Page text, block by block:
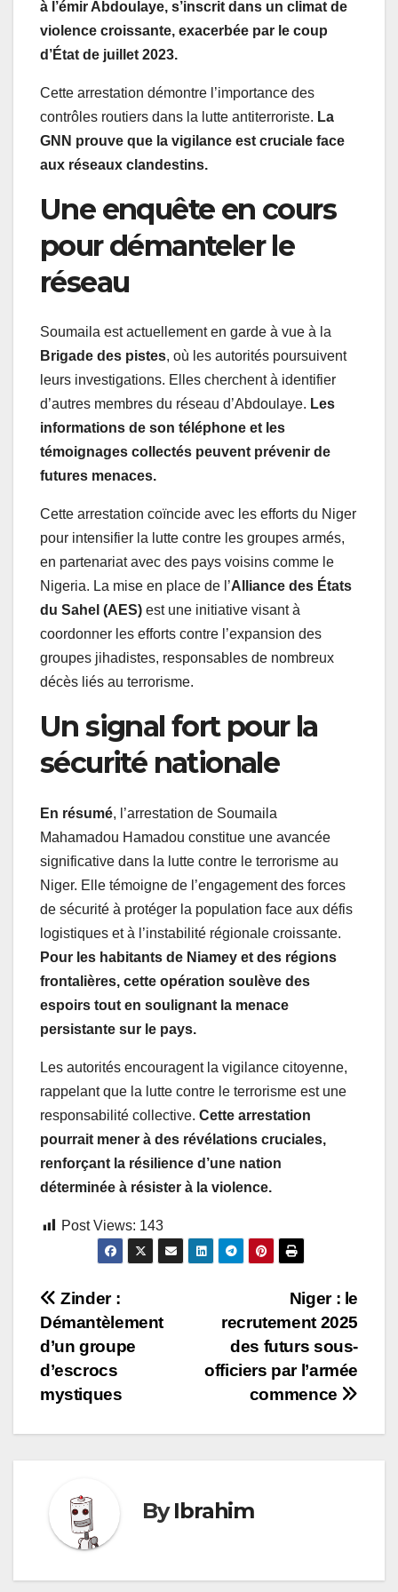
à l’émir Abdoulaye, s’inscrit dans un climat de
violence croissante, exacerbée par le coup
d’État de juillet 2023.
Cette arrestation démontre l’importance des
contrôles routiers dans la lutte antiterroriste. La
GNN prouve que la vigilance est cruciale face
aux réseaux clandestins.
Une enquête en cours
pour démanteler le
réseau
Soumaila est actuellement en garde à vue à la
Brigade des pistes, où les autorités poursuivent
leurs investigations. Elles cherchent à identifier
d’autres membres du réseau d’Abdoulaye. Les
informations de son téléphone et les
témoignages collectés peuvent prévenir de
futures menaces.
Cette arrestation coïncide avec les efforts du Niger
pour intensifier la lutte contre les groupes armés,
en partenariat avec des pays voisins comme le
Nigeria. La mise en place de l’Alliance des États
du Sahel (AES) est une initiative visant à
coordonner les efforts contre l’expansion des
groupes jihadistes, responsables de nombreux
décès liés au terrorisme.
Un signal fort pour la
sécurité nationale
En résumé, l’arrestation de Soumaila
Mahamadou Hamadou constitue une avancée
significative dans la lutte contre le terrorisme au
Niger. Elle témoigne de l’engagement des forces
de sécurité à protéger la population face aux défis
logistiques et à l’instabilité régionale croissante.
Pour les habitants de Niamey et des régions
frontalières, cette opération soulève des
espoirs tout en soulignant la menace
persistante sur le pays.
Les autorités encouragent la vigilance citoyenne,
rappelant que la lutte contre le terrorisme est une
responsabilité collective. Cette arrestation
pourrait mener à des révélations cruciales,
renforçant la résilience d’une nation
déterminée à résister à la violence.
Post Views: 143
Navigation
de
l’article
Niger : le
recrutement 2025
des futurs sous-
officiers par l’armée
commence
Zinder :
Démantèlement
d’un groupe
d’escrocs
mystiques
ByIbrahim